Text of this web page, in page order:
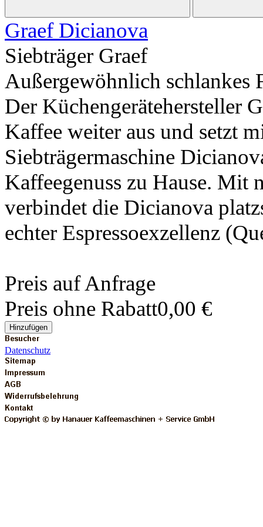
Graef Dicianova
Siebträger Graef
Außergewöhnlich
Der Küchengerätehersteller
Kaffee weiter aus und setzt
Siebträgermaschine
Kaffeegenuss zu Hause. Mit
verbindet die Dicianova
echter Espressoexzellenz
Preis auf Anfrage
Preis ohne Rabatt0,00 €
Hinzufügen
Datenschutz